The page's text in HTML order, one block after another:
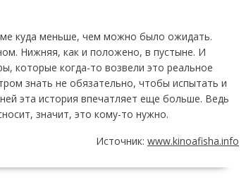
куда меньше, чем можно было ожидать.
Нижняя, как и положено, в пустыне. И
которые когда-то возвели это реальное
знать не обязательно, чтобы испытать и
эта история впечатляет еще больше. Ведь
значит, это кому-то нужно.
Источник: www.kinoafisha.info